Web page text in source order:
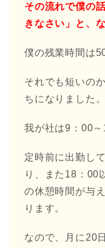
その流れで僕の
きなさい」と、
僕の残業時間は
それでも短いの
ちになりました。
我が社は9：00～
定時前に出勤し
り、また18：00
の休憩時間が与
ります。
なので、月に20